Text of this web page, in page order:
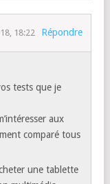
septembre 17,
16:11 Répondre
raf !
attendre le
X2 ^^ !
18:22 Répondre